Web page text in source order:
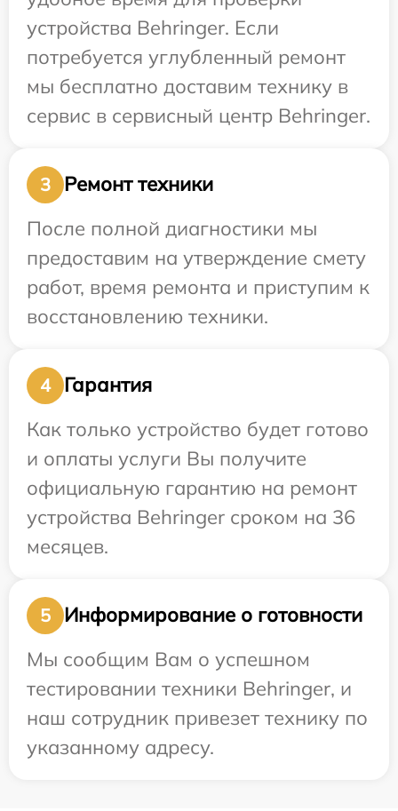
устройства Behringer. Если
потребуется углубленный ремонт
мы бесплатно доставим технику в
сервис в сервисный центр Behringer.
3
Ремонт техники
После полной диагностики мы
предоставим на утверждение смету
работ, время ремонта и приступим к
восстановлению техники.
4
Гарантия
Как только устройство будет готово
и оплаты услуги Вы получите
официальную гарантию на ремонт
устройства Behringer сроком на 36
месяцев.
5
Информирование о готовности
Мы сообщим Вам о успешном
тестировании техники Behringer, и
наш сотрудник привезет технику по
указанному адресу.